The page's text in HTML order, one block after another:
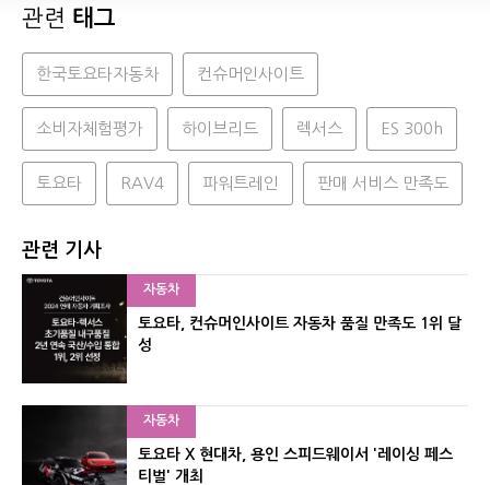
관련 태그
한국토요타자동차 컨슈머인사이트
소비자체험평가 하이브리드 렉서스 ES 300h
토요타 RAV4 파워트레인 판매 서비스 만족도
관련 기사
자동차
토요타, 컨슈머인사이트 자동차 품질 만족도 1위 달
성
자동차
토요타 X 현대차, 용인 스피드웨이서 '레이싱 페스
티벌' 개최